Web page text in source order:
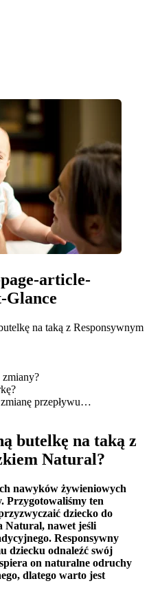
article-
na taką z Responsywnym
zmiany?
zmianę przepływu…
butelkę na taką z
Natural?
nawyków żywieniowych
Przygotowaliśmy ten
dziecko do
Natural, nawet jeśli
Responsywny
dziecku odnaleźć swój
on naturalne odruchy
dlatego warto jest